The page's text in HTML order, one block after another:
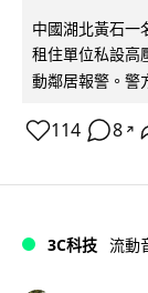
中國湖北黃石一
租住單位私設高
動鄰居報警。警
114 8 ↗
3C科技 流動